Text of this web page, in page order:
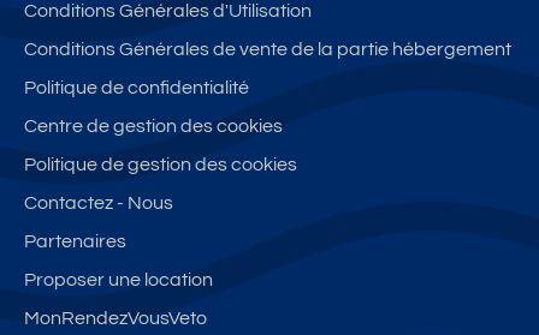
Conditions Générales d'Utilisation
Conditions Générales de vente de la partie hébergement
Politique de confidentialité
Centre de gestion des cookies
Politique de gestion des cookies
Contactez - Nous
Partenaires
Proposer une location
MonRendezVousVeto